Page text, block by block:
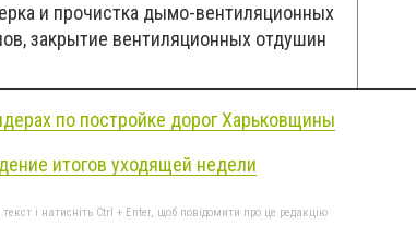
и прочистка дымо-вентиляционных
закрытие вентиляционных отдушин
по постройке дорог Харьковщины
итогов уходящей недели
і натисніть Ctrl + Enter, щоб повідомити про це редакцію